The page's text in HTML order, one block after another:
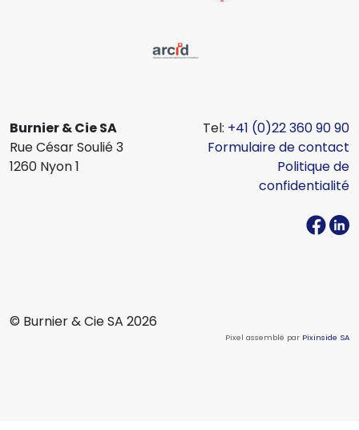
Burnier & Cie SA
Rue César Soulié 3
1260 Nyon 1
Tel: +41 (0)22 360 90 90
Formulaire de contact
Politique de
confidentialité
© Burnier & Cie SA 2026
Pixel assemblé par Pixinside SA